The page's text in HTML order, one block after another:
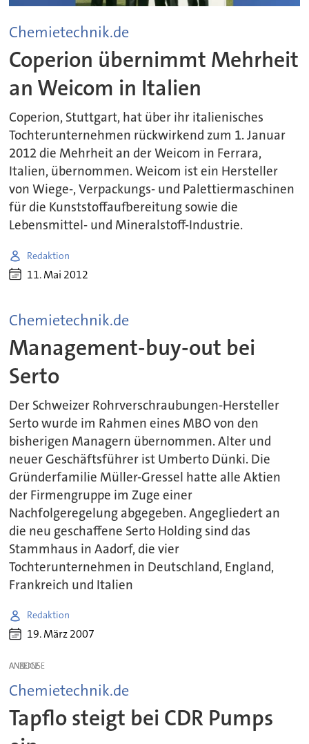
Chemietechnik.de
Coperion übernimmt Mehrheit
an Weicom in Italien
Coperion, Stuttgart, hat über ihr italienisches
Tochterunternehmen rückwirkend zum 1. Januar
2012 die Mehrheit an der Weicom in Ferrara,
Italien, übernommen. Weicom ist ein Hersteller
von Wiege-, Verpackungs- und Palettiermaschinen
für die Kunststoffaufbereitung sowie die
Lebensmittel- und Mineralstoff-Industrie.
Redaktion
11. Mai 2012
Chemietechnik.de
Management-buy-out bei
Serto
Der Schweizer Rohrverschraubungen-Hersteller
Serto wurde im Rahmen eines MBO von den
bisherigen Managern übernommen. Alter und
neuer Geschäftsführer ist Umberto Dünki. Die
Gründerfamilie Müller-Gressel hatte alle Aktien
der Firmengruppe im Zuge einer
Nachfolgeregelung abgegeben. Angegliedert an
die neu geschaffene Serto Holding sind das
Stammhaus in Aadorf, die vier
Tochterunternehmen in Deutschland, England,
Frankreich und Italien
Redaktion
19. März 2007
ANZEIGE
Chemietechnik.de
Tapflo steigt bei CDR Pumps